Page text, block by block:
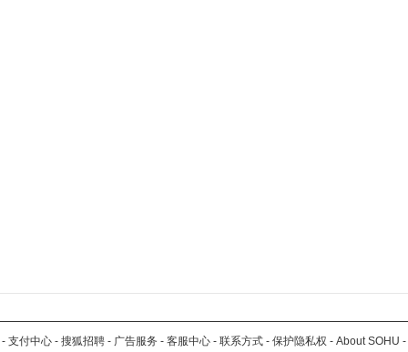
- 支付中心 - 搜狐招聘 - 广告服务 - 客服中心 - 联系方式 - 保护隐私权 - About SOHU -